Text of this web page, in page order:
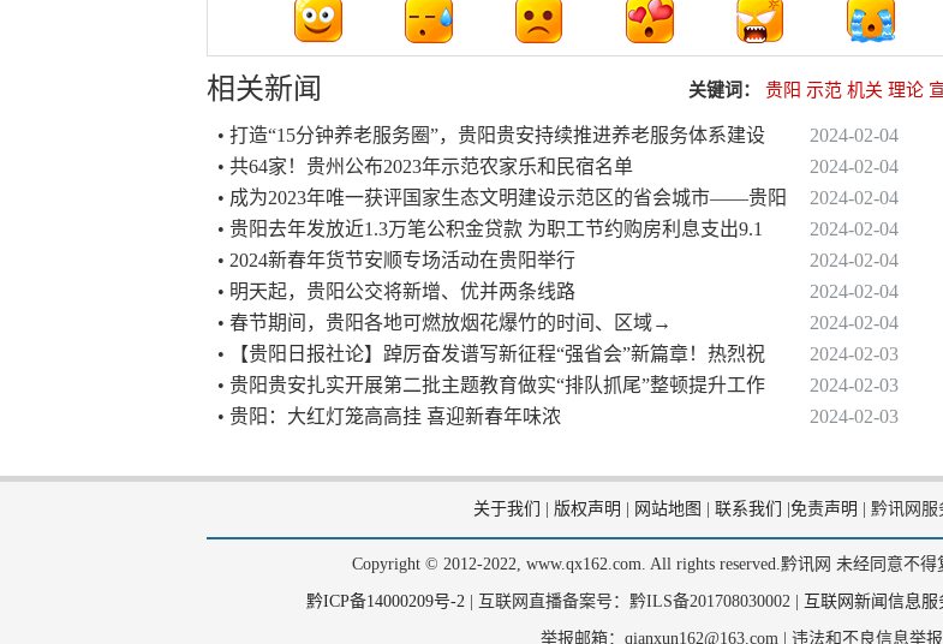
相关新闻 关键词： 贵阳 示范 机关 理论
• 打造“15分钟养老服务圈”，贵阳贵安持续推进养老服务体系建设
2024-02-04
• 共64家！贵州公布2023年示范农家乐和民宿名单
2024-02-04
• 成为2023年唯一获评国家生态文明建设示范区的省会城市——贵阳
2024-02-04
• 贵阳去年发放近1.3万笔公积金贷款 为职工节约购房利息支出9.1
2024-02-04
• 2024新春年货节安顺专场活动在贵阳举行
2024-02-04
• 明天起，贵阳公交将新增、优并两条线路
2024-02-04
• 春节期间，贵阳各地可燃放烟花爆竹的时间、区域→
2024-02-04
• 【贵阳日报社论】踔厉奋发谱写新征程“强省会”新篇章！热烈祝
2024-02-03
• 贵阳贵安扎实开展第二批主题教育做实“排队抓尾”整顿提升工作
2024-02-03
• 贵阳：大红灯笼高高挂 喜迎新春年味浓
2024-02-03
关于我们 版权声明 网站地图 联系我们 免责声明 黔讯网服
Copyright © 2012-2022, www.qx162.com. All rights reserved.黔讯网 未经同意不得
黔ICP备14000209号-2| 互联网直播备案号：黔ILS备201708030002 | 互联网新闻信息
举报邮箱：qianxun162@163.com | 违法和不良信息举